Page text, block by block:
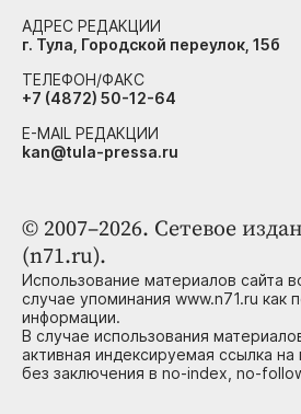
© 2007–2026. Сетевое
(n71.ru).
Использование материалов сайта
случае упоминания www.n71.ru как
информации.
В случае использования
активная индексируемая ссылка на
без заключения в no-index, no-
АДРЕС РЕДАКЦИИ
г. Тула, Городской переулок, 15б
ТЕЛЕФОН/ФАКС
+7 (4872) 50-12-64
E-MAIL РЕДАКЦИИ
kan@tula-pressa.ru